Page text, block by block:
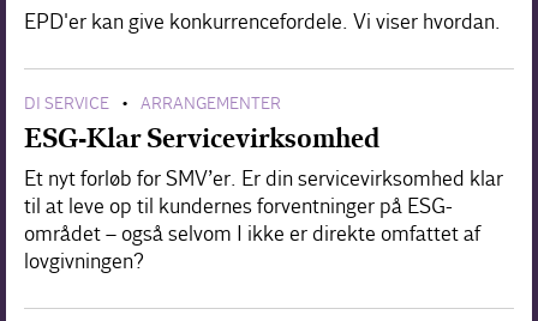
EPD'er kan give konkurrencefordele. Vi viser hvordan.
DI SERVICE • ARRANGEMENTER
ESG-Klar Servicevirksomhed
Et nyt forløb for SMV’er. Er din servicevirksomhed klar
til at leve op til kundernes forventninger på ESG-
området – også selvom I ikke er direkte omfattet af
lovgivningen?